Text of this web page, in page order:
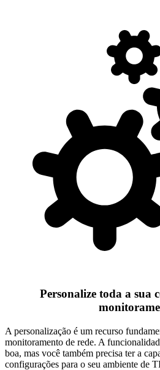
Personalize toda a sua
A personalização é um recurso
monitoramento de rede. A
boa, mas você também precisa ter a
configurações para o seu ambiente de